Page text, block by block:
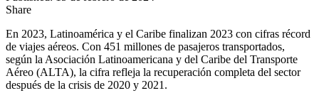
Share
En 2023, Latinoamérica y el Caribe finalizan 2023 con cifras récord
de viajes aéreos. Con 451 millones de pasajeros transportados,
según la Asociación Latinoamericana y del Caribe del Transporte
Aéreo (ALTA), la cifra refleja la recuperación completa del sector
después de la crisis de 2020 y 2021.